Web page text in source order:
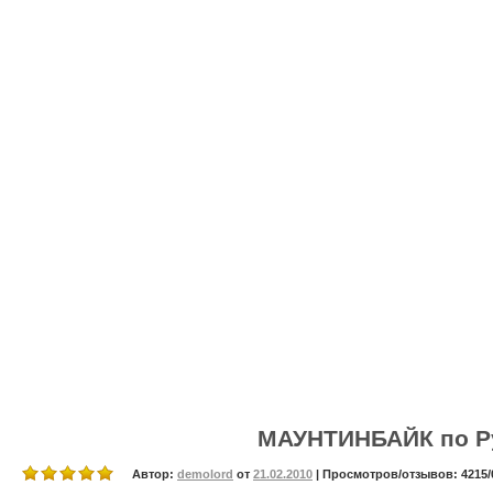
МАУНТИНБАЙК по
Автор: demolord от 21.02.2010 | Просмотров/отзывов: 4215/